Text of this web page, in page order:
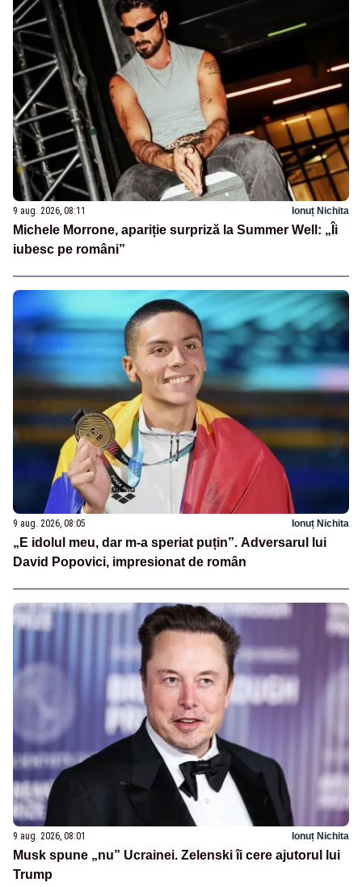
9 aug. 2026, 08:11 Ionuț Nichita
Michele Morrone, apariție surpriză la Summer Well: „Îi
iubesc pe români”
9 aug. 2026, 08:05 Ionuț Nichita
„E idolul meu, dar m-a speriat puțin”. Adversarul lui
David Popovici, impresionat de român
9 aug. 2026, 08:01 Ionuț Nichita
Musk spune „nu” Ucrainei. Zelenski îi cere ajutorul lui
Trump